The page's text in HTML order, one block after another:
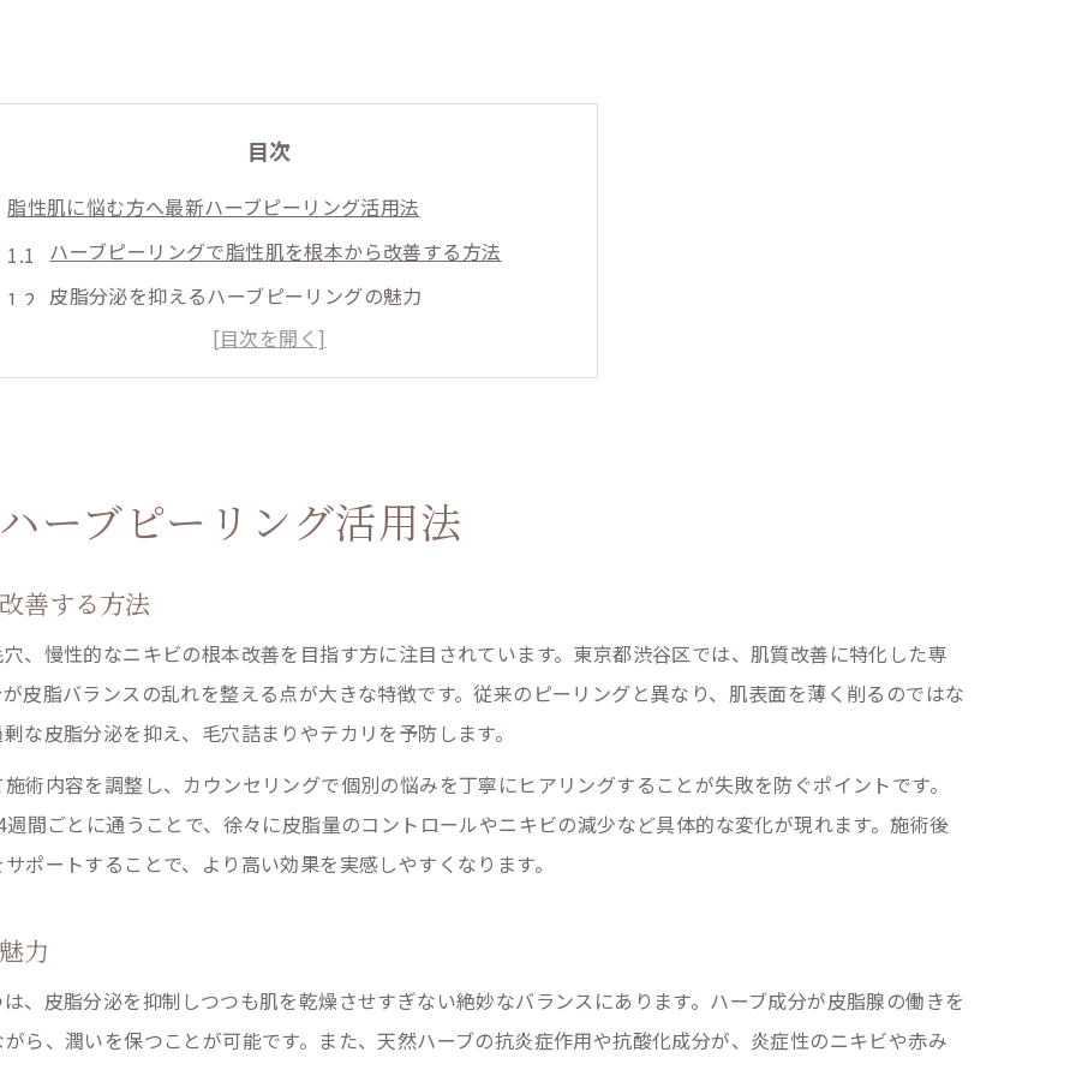
目次
脂性肌に悩む方へ最新ハーブピーリング活用法
ハーブピーリングで脂性肌を根本から改善する方法
皮脂分泌を抑えるハーブピーリングの魅力
剥離ありハーブピーリングの特徴と効果
東京エリアで人気のハーブピーリング事情
ハーブピーリングがもたらす肌質改善のメカニズム
自然由来の成分が脂性肌に与える効果とは
ハーブピーリングの施術回数と効果の実感タイミング
肌を薄くしない安全なハーブピーリングの選び方
剥離ありの施術で根本から変わる脂性肌対策
剥離ありハーブピーリングのダウンタイムと注意点
脂性肌に最適なハーブピーリングの頻度を知ろう
ハーブピーリング施術後のおすすめスキンケア法
渋谷区注目のハーブピーリング体験談から学ぶ
実際のハーブピーリング体験談から学ぶポイント
ーブピーリング活用法
善する方法
、慢性的なニキビの根本改善を目指す方に注目されています。東京都渋谷区では、肌質改善に特化した専
皮脂バランスの乱れを整える点が大きな特徴です。従来のピーリングと異なり、肌表面を薄く削るのではな
な皮脂分泌を抑え、毛穴詰まりやテカリを予防します。
術内容を調整し、カウンセリングで個別の悩みを丁寧にヒアリングすることが失敗を防ぐポイントです。
間ごとに通うことで、徐々に皮脂量のコントロールやニキビの減少など具体的な変化が現れます。施術後
ポートすることで、より高い効果を実感しやすくなります。
力
、皮脂分泌を抑制しつつも肌を乾燥させすぎない絶妙なバランスにあります。ハーブ成分が皮脂腺の働きを
ら、潤いを保つことが可能です。また、天然ハーブの抗炎症作用や抗酸化成分が、炎症性のニキビや赤み